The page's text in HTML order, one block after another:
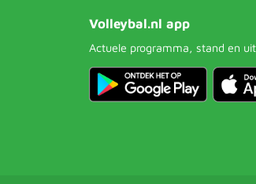
Volleybal.nl app
Actuele programma, stand en